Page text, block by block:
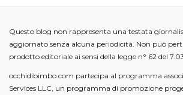
Questo blog non rappresenta una testata
aggiornato senza alcuna periodicità. Non può
prodotto editoriale ai sensi della legge n° 62 del
occhidibimbo.com partecipa al programma
Services LLC, un programma di promozione